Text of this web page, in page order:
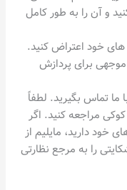
و آن را به طور کامل
خود اعتراض کنید.
موجهی برای پردازش
ما تماس بگیرید. لطفاً
مراجعه کنید. اگر
خود دارید، مایلیم از
را به مرجع نظارتی